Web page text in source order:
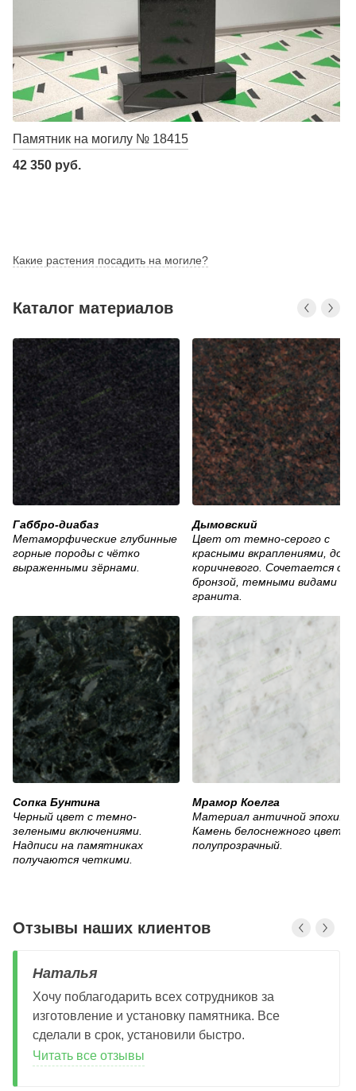
Памятник на могилу № 18415
42 350 руб.
Какие растения посадить на могиле?
Каталог материалов
Габбро-диабаз
Метаморфические глубинные
горные породы с чётко
выраженными зёрнами.
Дымовский
Цвет от темно-серого с
красными вкраплениями, до
коричневого. Сочетается с
бронзой, темными видами
гранита.
Сопка Бунтина
Черный цвет с темно-
зелеными включениями.
Надписи на памятниках
получаются четкими.
Мрамор Коелга
Материал античной эпохи.
Камень белоснежного цвета,
полупрозрачный.
Отзывы наших клиентов
Наталья
Хочу поблагодарить всех сотрудников за
изготовление и установку памятника. Все
сделали в срок, установили быстро.
Читать все отзывы